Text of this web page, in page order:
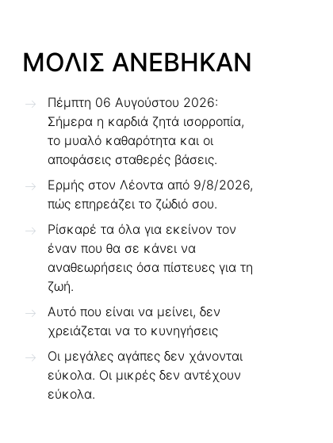
ΜΟΛΙΣ ΑΝΕΒΗΚΑΝ
Πέμπτη 06 Αυγούστου 2026:
Σήμερα η καρδιά ζητά ισορροπία,
το μυαλό καθαρότητα και οι
αποφάσεις σταθερές βάσεις.
Ερμής στον Λέοντα από 9/8/2026,
πώς επηρεάζει το ζώδιό σου.
Ρίσκαρέ τα όλα για εκείνον τον
έναν που θα σε κάνει να
αναθεωρήσεις όσα πίστευες για τη
ζωή.
Αυτό που είναι να μείνει, δεν
χρειάζεται να το κυνηγήσεις
Οι μεγάλες αγάπες δεν χάνονται
εύκολα. Οι μικρές δεν αντέχουν
εύκολα.